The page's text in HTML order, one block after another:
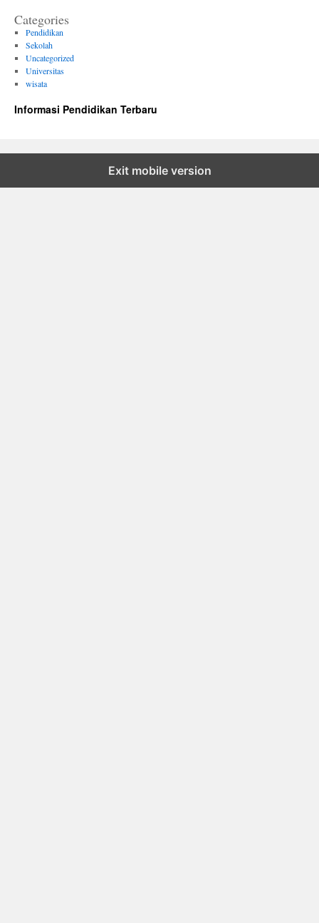
Categories
Pendidikan
Sekolah
Uncategorized
Universitas
wisata
Informasi Pendidikan Terbaru
Exit mobile version